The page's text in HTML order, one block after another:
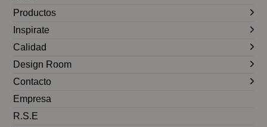
Productos
Inspirate
Calidad
Design Room
Contacto
Empresa
R.S.E